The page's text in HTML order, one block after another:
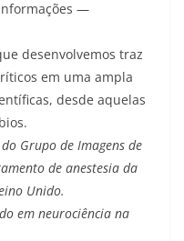
—
desenvolvemos traz
em uma ampla
desde aquelas
Grupo de Imagens de
de anestesia da
Unido.
em neurociência na